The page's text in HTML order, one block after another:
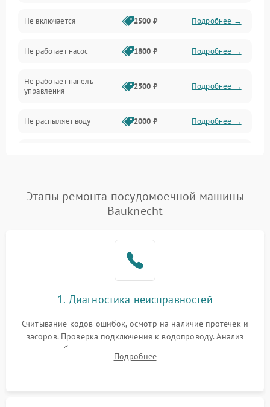
Нагрев
Вода
Гигиена
Программное обеспечение
Не включается 2500 ₽ Подробнее →
Не работает насос 1800 ₽ Подробнее →
Не работает панель
управления
2500 ₽ Подробнее →
Не распыляет воду 2000 ₽ Подробнее →
Проблемы с набором
воды
1800 ₽ Подробнее →
1700 ₽
циркуляционным насосом
2100 ₽ Подробнее →
Этапы ремонта посудомоечной машины
Bauknecht
1. Диагностика неисправностей
Считывание кодов ошибок, осмотр на наличие протечек и
засоров. Проверка подключения к водопроводу. Анализ
жалоб на отсутствие слива, нагрева, вращения
разбрызгивателей или срабатывание системы защиты
Подробнее